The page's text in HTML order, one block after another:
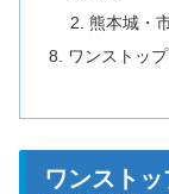
熊本城・
ワンストッ
ワンスト